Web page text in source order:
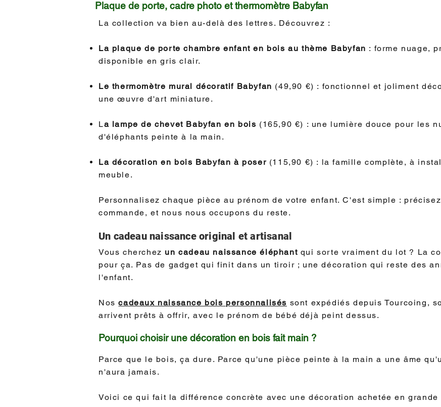
Plaque de porte, cadre photo et thermomètre Babyfan
La collection va bien au-delà des lettres. Découvrez :
La plaque de porte chambre enfant en bois au thème Babyfan : forme nuage,
disponible en gris clair.
Le thermomètre mural décoratif Babyfan (49,90 €) : fonctionnel et joliment
une œuvre d'art miniature.
La lampe de chevet Babyfan en bois (165,90 €) : une lumière douce pour les
d'éléphants peinte à la main.
La décoration en bois Babyfan à poser (115,90 €) : la famille complète, à
meuble.
Personnalisez chaque pièce au prénom de votre enfant. C'est simple :
commande, et nous nous occupons du reste.
Un cadeau naissance original et artisanal
Vous cherchez un cadeau naissance éléphant qui sorte vraiment du lot ? La
pour ça. Pas de gadget qui finit dans un tiroir ; une décoration qui reste des
l'enfant.
Noscadeaux naissance bois personnalisés sont expédiés depuis Tourcoing,
arrivent prêts à offrir, avec le prénom de bébé déjà peint dessus.
Pourquoi choisir une décoration en bois fait main ?
Parce que le bois, ça dure. Parce qu'une pièce peinte à la main a une âme
n'aura jamais.
Voici ce qui fait la différence concrète avec une décoration achetée en grande